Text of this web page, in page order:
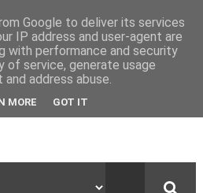
Google to deliver its services
IP address and user-agent are
with performance and security
of service, generate usage
address abuse.
MORE GOT IT